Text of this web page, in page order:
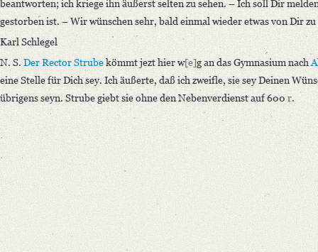
Classification Number: Mscr.Dresd.e.90,XIX,Bd.23,Nr.59
Number of Pages: 2S., hs. m. U.
Format: 19,2 x 11,7 cm
Incipit: „[1] d. 22 Jun. 1791
Liebster Wilhelm, meinen Brief Nr III vom 14 Jun wirst Du ohne
Language
Bamberg, Claudia
beantworten; ich kriege ihn äußerst selten zu sehen. – Ich soll Dir
gestorben ist. – Wir wünschen sehr, bald einmal wieder etwas von Dir
Karl Schlegel
N. S. Der Rector Strubekömmt jezt hier w[e]g an das Gymnasium nach
eine Stelle für Dich sey. Ich äußerte, daß ich zweifle, sie sey Deinen
übrigens seyn. Strube giebt sie ohne den Nebenverdienst auf 600 r.